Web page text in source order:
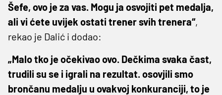
Šefe, ovo je za vas. Mogu ja osvojiti pet medalja,
ali vi ćete uvijek ostati trener svih trenera“,
rekao je Dalić i dodao:
„Malo tko je očekivao ovo. Dečkima svaka čast,
trudili su se i igrali na rezultat. osovjili smo
brončanu medalju u ovakvoj konkuranciji, to je